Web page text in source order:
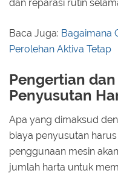
dan reparasi rutin
Baca Juga: Bagaimana
Perolehan Aktiva Tetap
Pengertian
Penyusutan
Apa yang dimaksud
biaya penyusutan
penggunaan mesin
jumlah harta untuk